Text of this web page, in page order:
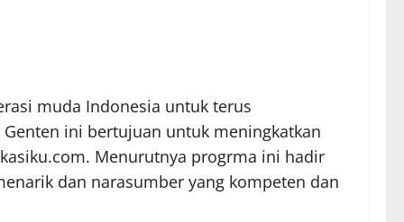
muda Indonesia untuk terus
ini bertujuan untuk meningkatkan
Menurutnya progrma ini hadir
dan narasumber yang kompeten dan